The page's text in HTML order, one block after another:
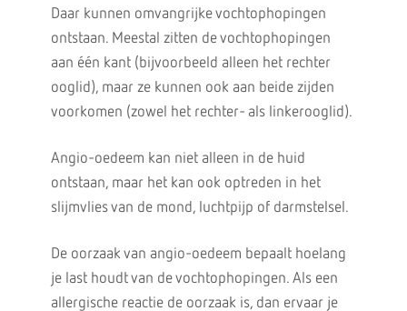
Daar kunnen omvangrijke vochtophopingen
ontstaan. Meestal zitten de vochtophopingen
aan één kant (bijvoorbeeld alleen het rechter
ooglid), maar ze kunnen ook aan beide zijden
voorkomen (zowel het rechter- als linkerooglid).
Angio-oedeem kan niet alleen in de huid
ontstaan, maar het kan ook optreden in het
slijmvlies van de mond, luchtpijp of darmstelsel.
De oorzaak van angio-oedeem bepaalt hoelang
je last houdt van de vochtophopingen. Als een
allergische reactie de oorzaak is, dan ervaar je